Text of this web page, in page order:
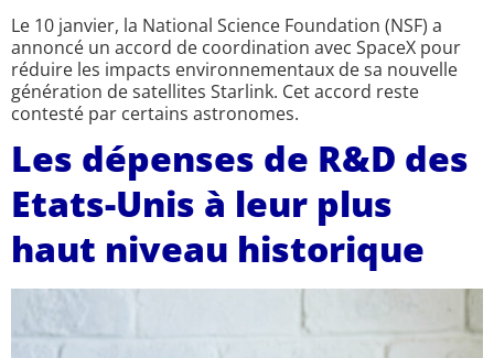
Le 10 janvier, la National Science Foundation (NSF) a
annoncé un accord de coordination avec SpaceX pour
réduire les impacts environnementaux de sa nouvelle
génération de satellites Starlink. Cet accord reste
contesté par certains astronomes.
Les dépenses de R&D des
Etats-Unis à leur plus
haut niveau historique